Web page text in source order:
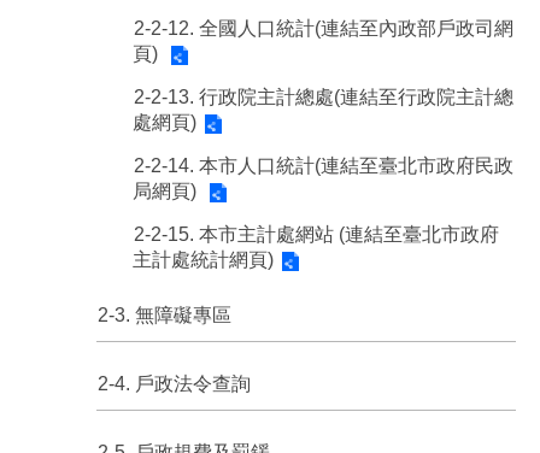
2-2-12. 全國人口統計(連結至內政部戶政司網
頁)
2-2-13. 行政院主計總處(連結至行政院主計總
處網頁)
2-2-14. 本市人口統計(連結至臺北市政府民政
局網頁)
2-2-15. 本市主計處網站 (連結至臺北市政府
主計處統計網頁)
2-3. 無障礙專區
2-4. 戶政法令查詢